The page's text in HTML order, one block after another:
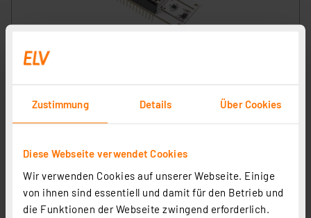
Zustimmung Details Über Cookies
Diese Webseite verwendet Cookies
Wir verwenden Cookies auf unserer Webseite. Einige
von ihnen sind essentiell und damit für den Betrieb und
die Funktionen der Webseite zwingend erforderlich.
ELV Applikationsmodul Optische Strahlungssensoren,